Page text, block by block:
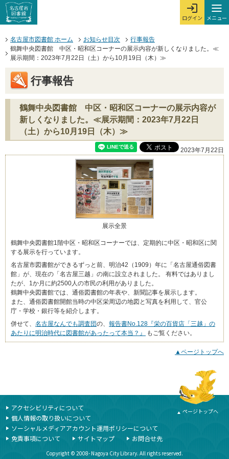
ページの先頭です。
本文へジャンプする。
ここからサイト内共通メニューです。
サイト内共通メニューをスキップする
ログイン
ログインを開
メニュー
メ
サイト内共通メニューここまで。
名古屋市図書館 ホーム
お知らせ目次
行事報告
鶴舞中央図書館 中区・昭和区コーナーの展示内容が新しくなりました。≪
展示期間：2023年7月22日（土）から10月19日（木）≫
行事報告
鶴舞中央図書館 中区・昭和区コーナーの展示内容が
新しくなりました。≪展示期間：2023年7月22日
（土）から10月19日（木）≫
2023年7月22日
展示全景
鶴舞中央図書館1階中区・昭和区コーナーでは、定期的に中区・昭和区に関
する展示を行っています。
名古屋市図書館ができるずっと前、明治42（1909）年に「名古屋通俗図書
館」が、現在の「名古屋三越」の南に設立されました。 有料ではありまし
たが、1か月に約2500人の市民の利用がありました。
鶴舞中央図書館では、通俗図書館の年表や、新聞記事を展示します。
また、通俗図書館開館当時の中区栄周辺の地図と写真を利用して、官公
庁・学校・銀行等を紹介します。
併せて、 名古屋なんでも調査団の、 報告書No.128『栄の百貨店「三越」の
あたりに明治時代に図書館があったって本当？』
もご覧ください。
▲ページトップへ
ページトップへ
アクセシビリティについて
個人情報の取り扱いについて
ソーシャルメディアアカウント運用ポリシーについて
免責事項について
サイトマップ お問合せ先
Copyright © 2008- Nagoya City Library. All rights reserved.